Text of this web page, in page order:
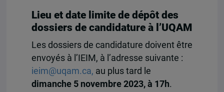
Lieu et date limite de dépôt des
dossiers de candidature à l’UQAM
Les dossiers de candidature doivent être
envoyés à l’IEIM, à l’adresse suivante :
ieim@uqam.ca, au plus tard le
dimanche 5 novembre 2023, à 17h.